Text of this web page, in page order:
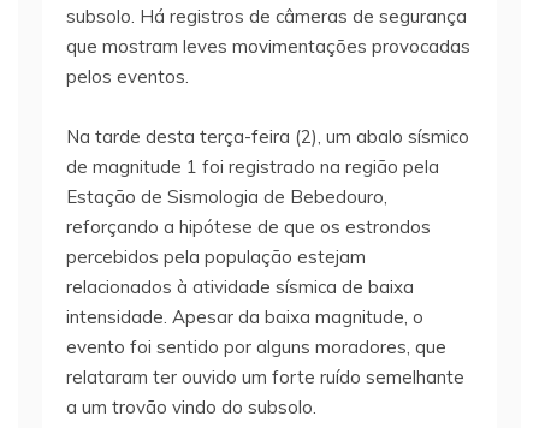
subsolo. Há registros de câmeras de segurança
que mostram leves movimentações provocadas
pelos eventos.
Na tarde desta terça-feira (2), um abalo sísmico
de magnitude 1 foi registrado na região pela
Estação de Sismologia de Bebedouro,
reforçando a hipótese de que os estrondos
percebidos pela população estejam
relacionados à atividade sísmica de baixa
intensidade. Apesar da baixa magnitude, o
evento foi sentido por alguns moradores, que
relataram ter ouvido um forte ruído semelhante
a um trovão vindo do subsolo.